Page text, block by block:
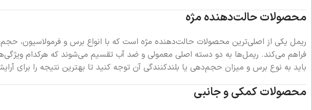
محصولات حالت‌دهنده مژه
ریمل یکی از اصلی‌ترین محصولات حالت‌دهنده مژه است که با انواع برس و فرمولاسیون،
فراهم می‌کند. ریمل‌ها به دو دسته اصلی معمولی و ضد آب تقسیم می‌شوند که هرکدام
باید به نوع برس و میزان حجم‌دهی یا بلندکنندگی آن توجه کنید تا بهترین نتیجه را برای
محصولات کمکی و جانبی